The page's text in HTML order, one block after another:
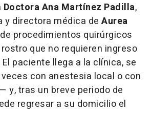
Doctora Ana Martínez Padilla,
y directora médica de Aurea
procedimientos quirúrgicos
que no requieren ingreso
paciente llega a la clínica, se
con anestesia local o con
y, tras un breve periodo de
regresar a su domicilio el